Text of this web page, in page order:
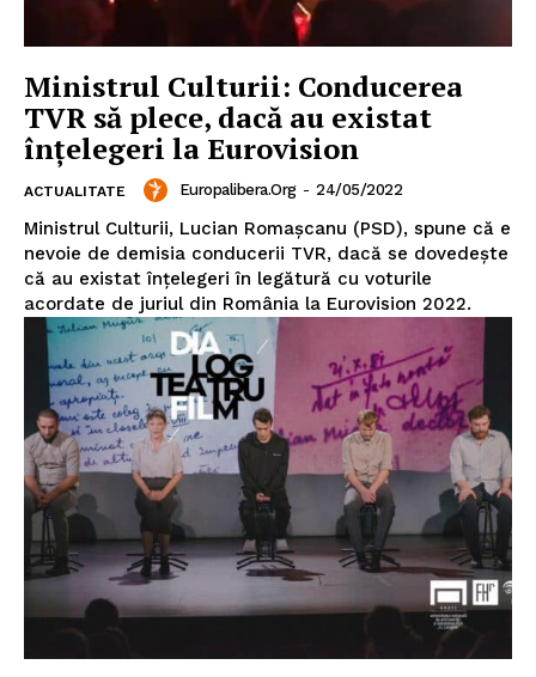
Un proiect
FREEDOM HOUSE ROMÂNIA
PRESShub
Despre noi / Echipa
Proiecte editoriale
Rețea
Contact
Ministrul Culturii: Conducerea
TVR să plece, dacă au existat
înțelegeri la Eurovision
ACTUALITATE Europalibera.org - 24/05/2022
Ministrul Culturii, Lucian Romașcanu (PSD), spune că e
nevoie de demisia conducerii TVR, dacă se dovedește
că au existat înțelegeri în legătură cu voturile
acordate de juriul din România la Eurovision 2022.